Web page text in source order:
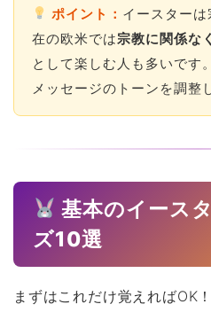
ポイント： イースター
在の欧米では宗教に関係な
として楽しむ人も多いです
メッセージのトーンを調整
基本のイース
ズ10選
まずはこれだけ覚えればOK